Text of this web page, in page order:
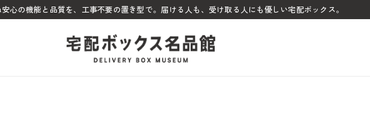
心の機能と品質を、工事不要の置き型で。届ける人も、受け取る人にも優しい宅配ボックス。